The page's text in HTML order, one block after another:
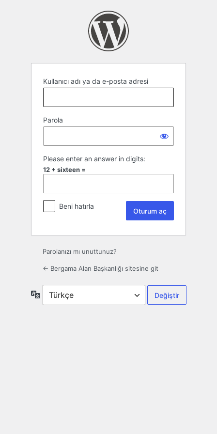
Kullanıcı adı ya da e-posta adresi
Parola
Please enter an answer in digits:
12 + sixteen =
Beni hatırla
Parolanızı mı unuttunuz?
← Bergama Alan Başkanlığı sitesine git
Dil